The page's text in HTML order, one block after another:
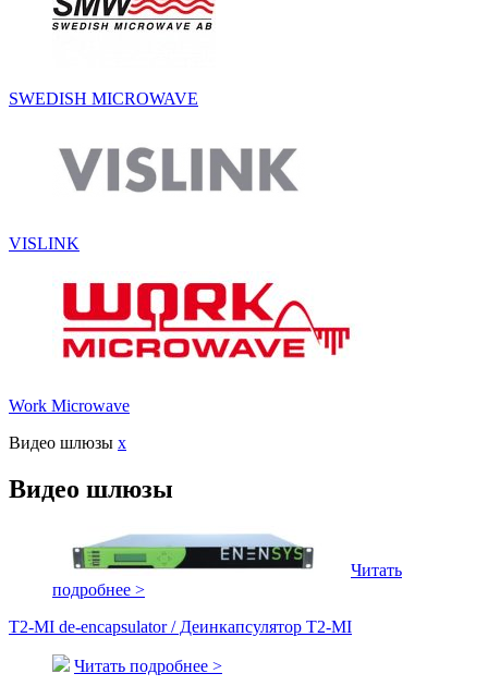
SWEDISH MICROWAVE
VISLINK
Work Microwave
Видео шлюзы x
Видео шлюзы
Читать
подробнее >
T2-MI de-encapsulator / Деинкапсулятор T2-MI
Читать подробнее >